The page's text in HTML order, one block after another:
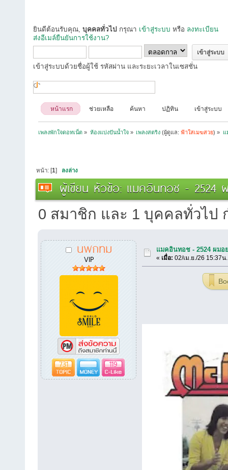
ยินดีต้อนรับคุณ, บุคคลทั่วไป กรุณา เข้าสู่ระบบ หรือ ลงทะเบียน
ส่งอีเมล์ยืนยันการใช้งาน?
เข้าสู่ระบบด้วยชื่อผู้ใช้ รหัสผ่าน และระยะเวลาในเซสชั่น
หน้าแรก ช่วยเหลือ ค้นหา ปฏิทิน เข้าสู่ระบบ
เพลงพักใจดอทเน็ต » ห้องแบ่งปันน้ำใจ» เพลงสตริง (ผู้ดูแล:ฟ้าใสเมฆสวย) » แ
หน้า: [1] ลงล่าง
ผู้เขียน หัวข้อ: แมคอินทอช - 2524
0 สมาชิก และ 1 บุคคลทั่วไป
นพกทม
VIP
731 119
แมคอินทอช - 2524 ผมอ
« เมื่อ: 02/เม.ย./26 15:37น